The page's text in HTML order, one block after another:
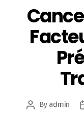
PostByadmin